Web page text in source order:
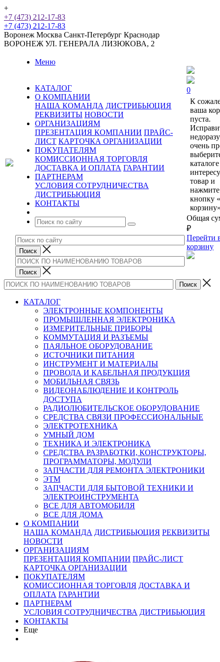
+
+7 (473) 212-17-83
+7 (473) 212-17-83
Воронеж Москва Санкт-Петербург Краснодар
ВОРОНЕЖ УЛ. ГЕНЕРАЛА ЛИЗЮКОВА, 2
Меню
КАТАЛОГ
О КОМПАНИИ
НАША КОМАНДА ДИСТРИБЬЮЦИЯ
РЕКВИЗИТЫ НОВОСТИ
ОРГАНИЗАЦИЯМ
ПРЕЗЕНТАЦИЯ КОМПАНИИ ПРАЙС-
ЛИСТ КАРТОЧКА ОРГАНИЗАЦИИ
ПОКУПАТЕЛЯМ
КОМИССИОННАЯ ТОРГОВЛЯ
ДОСТАВКА И ОПЛАТА ГАРАНТИИ
ПАРТНЕРАМ
УСЛОВИЯ СОТРУДНИЧЕСТВА
ДИСТРИБЬЮЦИЯ
КОНТАКТЫ
0
К
ваша
пуста.
очень
каталоге
товар и
нажмите
кнопку
Общая
₽
Перейти
корзину
КАТАЛОГ
ЭЛЕКТРОННЫЕ КОМПОНЕНТЫ
ПРОМЫШЛЕННАЯ ЭЛЕКТРОНИКА
ИЗМЕРИТЕЛЬНЫЕ ПРИБОРЫ
КОММУТАЦИЯ И РАЗЪЕМЫ
ПАЯЛЬНОЕ ОБОРУДОВАНИЕ
ИСТОЧНИКИ ПИТАНИЯ
ИНСТРУМЕНТ И МАТЕРИАЛЫ
ПРОВОДА И КАБЕЛЬНАЯ ПРОДУКЦИЯ
МОБИЛЬНАЯ СВЯЗЬ
ВИДЕОНАБЛЮДЕНИЕ И КОНТРОЛЬ
ДОСТУПА
РАДИОЛЮБИТЕЛЬСКОЕ ОБОРУДОВАНИЕ
СРЕДСТВА СВЯЗИ ПРОФЕССИОНАЛЬНЫЕ
ЭЛЕКТРОТЕХНИКА
УМНЫЙ ДОМ
ТЕХНИКА И ЭЛЕКТРОНИКА
СРЕДСТВА РАЗРАБОТКИ, КОНСТРУКТОРЫ,
ПРОГРАММАТОРЫ, МОДУЛИ
ЗАПЧАСТИ ДЛЯ РЕМОНТА ЭЛЕКТРОНИКИ
ЭТМ
ЗАПЧАСТИ ДЛЯ БЫТОВОЙ ТЕХНИКИ И
ЭЛЕКТРОИНСТРУМЕНТА
ВСЕ ДЛЯ АВТОМОБИЛЯ
ВСЕ ДЛЯ ДОМА
О КОМПАНИИ
НАША КОМАНДА ДИСТРИБЬЮЦИЯ РЕКВИЗИТЫ
НОВОСТИ
ОРГАНИЗАЦИЯМ
ПРЕЗЕНТАЦИЯ КОМПАНИИ ПРАЙС-ЛИСТ
КАРТОЧКА ОРГАНИЗАЦИИ
ПОКУПАТЕЛЯМ
КОМИССИОННАЯ ТОРГОВЛЯ ДОСТАВКА И
ОПЛАТА ГАРАНТИИ
ПАРТНЕРАМ
УСЛОВИЯ СОТРУДНИЧЕСТВА ДИСТРИБЬЮЦИЯ
КОНТАКТЫ
Еще